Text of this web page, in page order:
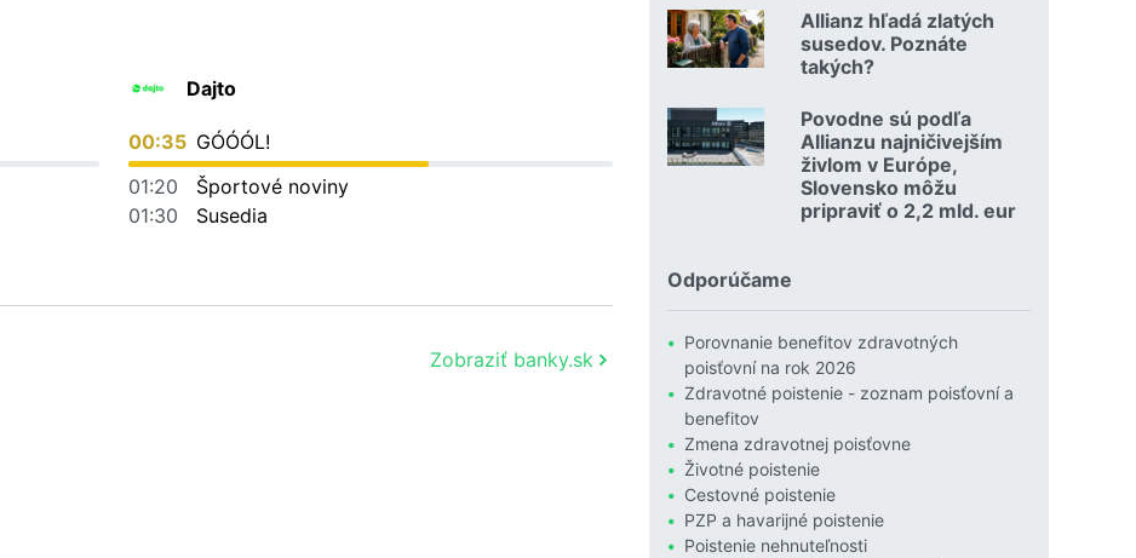
Dajto
00:35 GÓÓÓL!
01:20
Športové noviny
01:30
Susedia
Zobraziť banky.sk
Allianz hľadá zlatých
susedov. Poznáte
takých?
08.07.2026 |
Povodne sú podľa
Allianzu najničivejším
živlom v Európe,
Slovensko môžu
pripraviť o 2,2 mld. eur
23.07.2026 |
Odporúčame
Porovnanie benefitov zdravotných
poisťovní na rok 2026
Zdravotné poistenie - zoznam poisťovní a
benefitov
Zmena zdravotnej poisťovne
Životné poistenie
Cestovné poistenie
PZP a havarijné poistenie
Poistenie nehnuteľnosti